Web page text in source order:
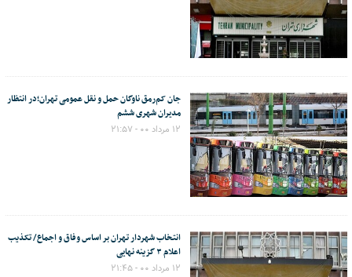
جان کم‌رمق ناوگان حمل و نقل عمومی تهران؛در انتظار
مدیران شهری ششم
۱۲ مرداد ۰۰ - ۲۱:۵۷
انتخاب شهردار تهران بر اساس وفاق و اجماع/ تکذیب
اعلام ۳ گزینه نهایی
۱۲ مرداد ۰۰ - ۲۱:۴۵